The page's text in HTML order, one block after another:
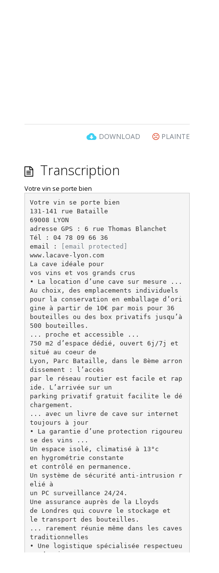
DOWNLOAD PLAINTE
Transcription
Votre vin se porte bien
Votre vin se porte bien
131-141 rue Bataille
69008 LYON
adresse GPS : 6 rue Thomas Blanchet
Tél : 04 78 09 66 36
email :
[email protected]
www.lacave-lyon.com
La cave idéale pour
vos vins et vos grands crus
• La location d’une cave sur mesure ...
Au choix, des emplacements individuels
pour la conservation en emballage d’ori
gine à partir de 10€ par mois pour 36
bouteilles ou des box privatifs jusqu’à
500 bouteilles.
... proche et accessible ...
750 m2 d’espace dédié, ouvert 6j/7j et
situé au coeur de
Lyon, Parc Bataille, dans le 8ème arron
dissement : l’accès
par le réseau routier est facile et rap
ide. L’arrivée sur un
parking privatif gratuit facilite le dé
chargement.
... avec un livre de cave sur internet
toujours à jour
• La garantie d’une protection rigoureu
se des vins ...
Un espace isolé, climatisé à 13°c
en hygrométrie constante
et contrôlé en permanence.
Un système de sécurité anti-intrusion r
elié à
un PC surveillance 24/24.
Une assurance auprès de la Lloyds
de Londres qui couvre le stockage et
le transport des bouteilles.
... rarement réunie même dans les caves
traditionnelles
• Une logistique spécialisée respectueu
se du vin